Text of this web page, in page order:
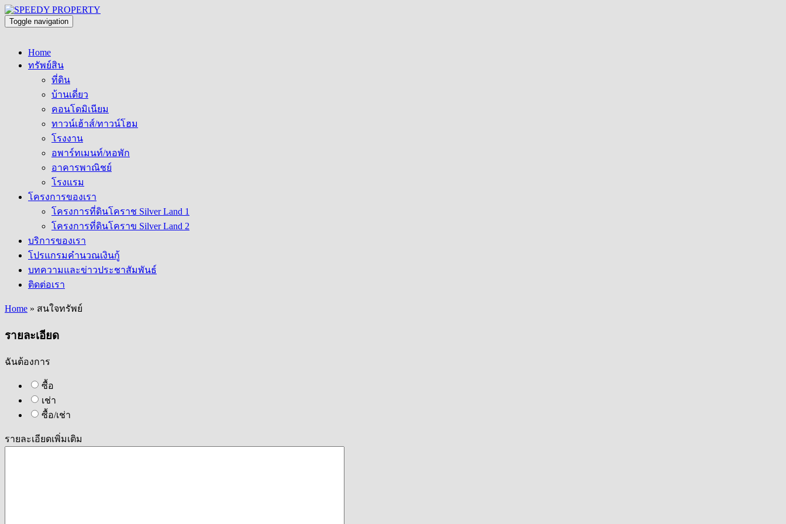
Toggle navigation
Home
ทรัพย์สิน
ที่ดิน
บ้านเดี่ยว
คอนโดมิเนียม
ทาวน์เฮ้าส์/ทาวน์โฮม
โรงงาน
อพาร์ทเมนท์/หอพัก
อาคารพาณิชย์
โรงแรม
โครงการของเรา
โครงการที่ดินโคราช Silver Land 1
โครงการที่ดินโคราข Silver Land 2
บริการของเรา
โปรแกรมคำนวณเงินกู้
บทความและข่าวประชาสัมพันธ์
ติดต่อเรา
Home » สนใจทรัพย์
รายละเอียด
ฉันต้องการ
ซื้อ
เช่า
ซื้อ/เช่า
รายละเอียดเพิ่มเติม